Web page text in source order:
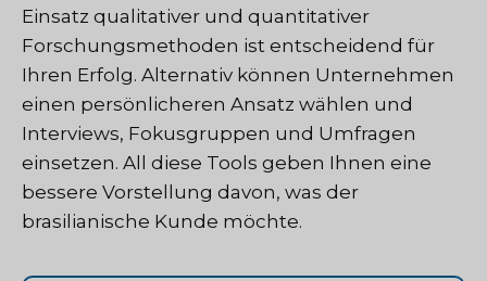
Einsatz qualitativer und quantitativer
Forschungsmethoden ist entscheidend für
Ihren Erfolg. Alternativ können Unternehmen
einen persönlicheren Ansatz wählen und
Interviews, Fokusgruppen und Umfragen
einsetzen. All diese Tools geben Ihnen eine
bessere Vorstellung davon, was der
brasilianische Kunde möchte.